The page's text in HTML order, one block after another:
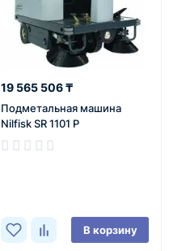
19 565 506 ₸
Подметальная машина
Nilfisk SR 1101 P
В корзину